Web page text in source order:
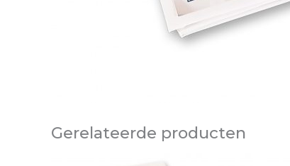
Gerelateerde producten